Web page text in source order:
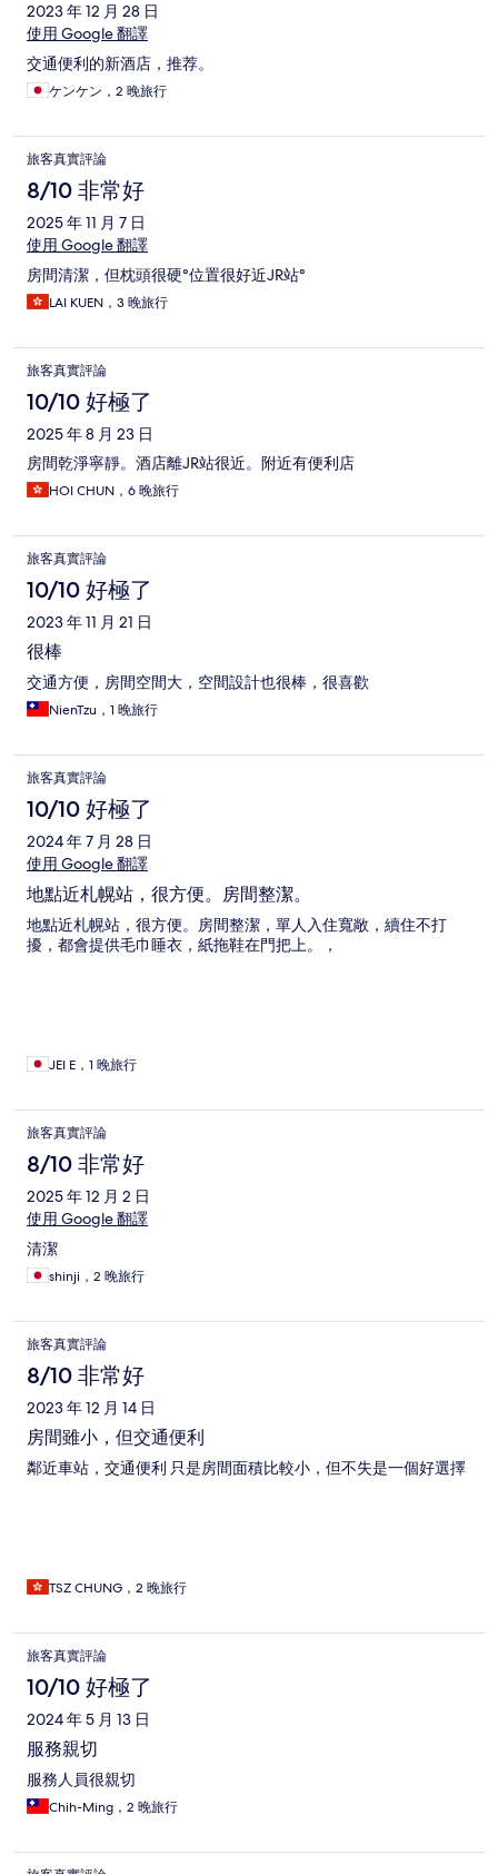
2023 年 12 月 28 日
使用 Google 翻譯
交通便利的新酒店，推荐。
ケンケン，2 晚旅行
旅客真實評論
8/10 非常好
2025 年 11 月 7 日
使用 Google 翻譯
房間清潔，但枕頭很硬°位置很好近JR站°
LAI KUEN，3 晚旅行
旅客真實評論
10/10 好極了
2025 年 8 月 23 日
房間乾淨寧靜。酒店離JR站很近。附近有便利店
HOI CHUN，6 晚旅行
旅客真實評論
10/10 好極了
2023 年 11 月 21 日
很棒
交通方便，房間空間大，空間設計也很棒，很喜歡
NienTzu，1 晚旅行
旅客真實評論
10/10 好極了
2024 年 7 月 28 日
使用 Google 翻譯
地點近札幌站，很方便。房間整潔。
地點近札幌站，很方便。房間整潔，單人入住寬敞，續住不打
擾，都會提供毛巾睡衣，紙拖鞋在門把上。，
JEI E，1 晚旅行
旅客真實評論
8/10 非常好
2025 年 12 月 2 日
使用 Google 翻譯
清潔
shinji，2 晚旅行
旅客真實評論
8/10 非常好
2023 年 12 月 14 日
房間雖小，但交通便利
鄰近車站，交通便利 只是房間面積比較小，但不失是一個好選擇
TSZ CHUNG，2 晚旅行
旅客真實評論
10/10 好極了
2024 年 5 月 13 日
服務親切
服務人員很親切
Chih-Ming，2 晚旅行